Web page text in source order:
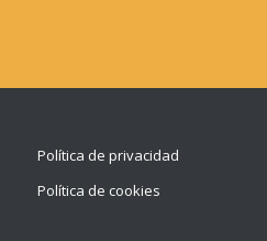
Política de privacidad
Política de cookies